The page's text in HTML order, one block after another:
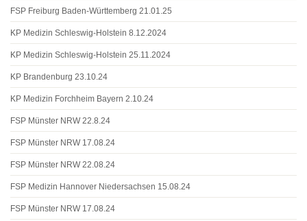
FSP Freiburg Baden-Württemberg 21.01.25
KP Medizin Schleswig-Holstein 8.12.2024
KP Medizin Schleswig-Holstein 25.11.2024
KP Brandenburg 23.10.24
KP Medizin Forchheim Bayern 2.10.24
FSP Münster NRW 22.8.24
FSP Münster NRW 17.08.24
FSP Münster NRW 22.08.24
FSP Medizin Hannover Niedersachsen 15.08.24
FSP Münster NRW 17.08.24